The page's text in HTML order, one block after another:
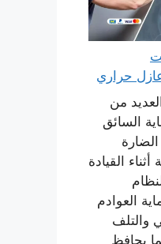
من
السائق
القيادة
العوادم
والتلف
يحافظ